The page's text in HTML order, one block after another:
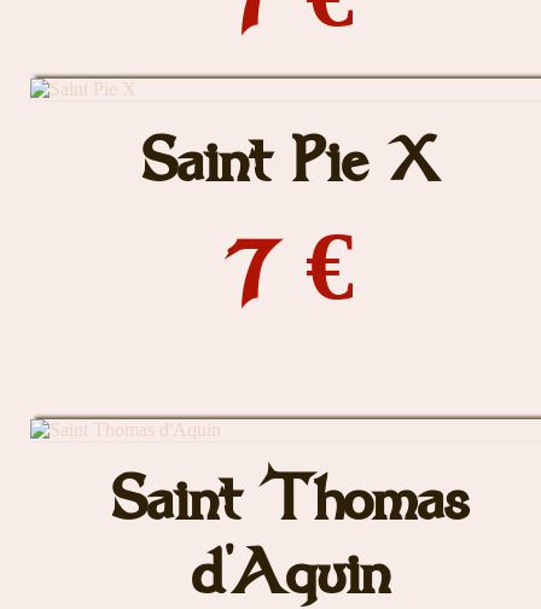
Saint Pie X
7 €
Saint Thomas
d'Aquin